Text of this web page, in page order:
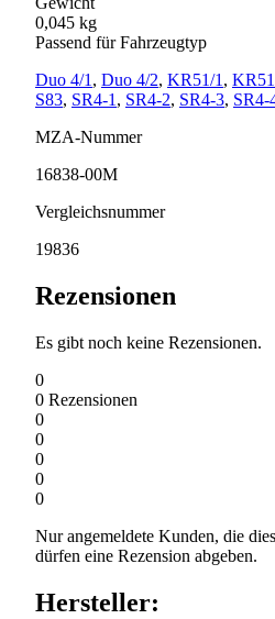
0,045 kg
Passend für Fahrzeugtyp
Duo 4/1 , Duo 4/2, KR51/1 ,
S83, SR4-1 , SR4-2, SR4-3, SR4-
MZA-Nummer
16838-00M
Vergleichsnummer
19836
Rezensionen
Es gibt noch keine Rezensionen.
0
0 Rezensionen
0
0
0
0
0
Nur angemeldete Kunden, die
dürfen eine Rezension abgeben.
Hersteller: